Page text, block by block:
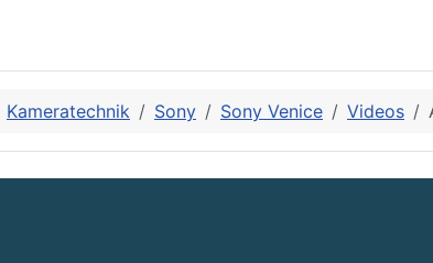
Kameratechnik Sony Sony Venice Videos